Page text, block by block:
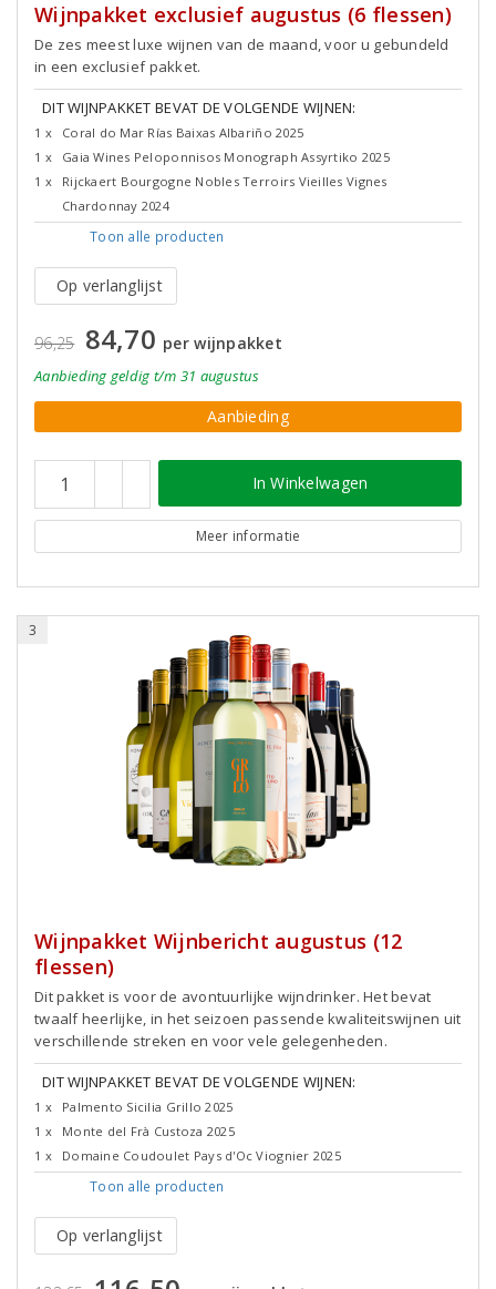
Wijnpakket exclusief augustus (6 flessen)
De zes meest luxe wijnen van de maand, voor u gebundeld
in een exclusief pakket.
DIT WIJNPAKKET BEVAT DE VOLGENDE WIJNEN:
1 x
Coral do Mar Rías Baixas Albariño 2025
1 x
Gaia Wines Peloponnisos Monograph Assyrtiko 2025
1 x
Rijckaert Bourgogne Nobles Terroirs Vieilles Vignes
Chardonnay 2024
Toon alle producten
Op verlanglijst
96,25 84,70 per wijnpakket
Aanbieding geldig t/m 31 augustus
Aanbieding
In Winkelwagen
Meer informatie
3
Wijnpakket Wijnbericht augustus (12
flessen)
Dit pakket is voor de avontuurlijke wijndrinker. Het bevat
twaalf heerlijke, in het seizoen passende kwaliteitswijnen uit
verschillende streken en voor vele gelegenheden.
DIT WIJNPAKKET BEVAT DE VOLGENDE WIJNEN:
1 x
Palmento Sicilia Grillo 2025
1 x
Monte del Frà Custoza 2025
1 x
Domaine Coudoulet Pays d'Oc Viognier 2025
Toon alle producten
Op verlanglijst